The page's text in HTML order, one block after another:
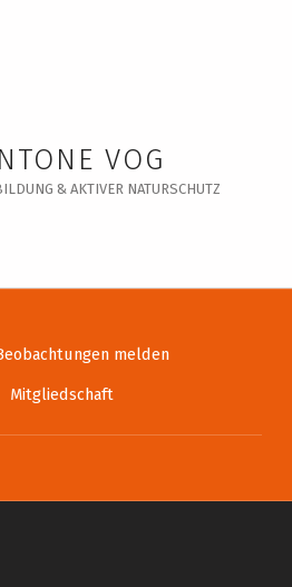
VOG
& AKTIVER NATURSCHUTZ
bei Facebook
melden
Mitgliedschaft